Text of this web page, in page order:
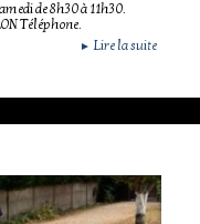
de 8h30 à 11h30.
Téléphone.
► Lire la suite